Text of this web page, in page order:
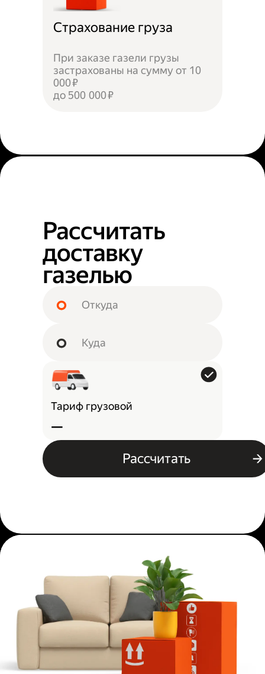
Страхование груза
При заказе газели грузы
застрахованы на сумму от 10
000 ₽
до 500 000 ₽
Рассчитать
доставку
газелью
Тариф грузовой
—
Рассчитать